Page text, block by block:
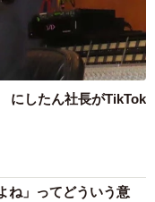
にしたん社長がTikTok
ね」ってどういう意